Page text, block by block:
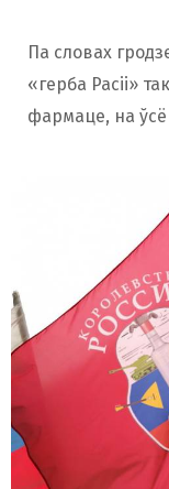
Па словах
«герба Расіі»
фармаце, на ўсё